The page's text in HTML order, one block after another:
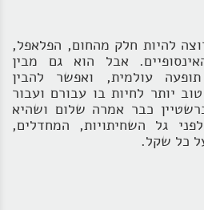
להיות חלק מהחום, הפלאפל,
אבל הוא גם מבין
עולמית, ואפשר להבין
יותר לחיות בו עבורם ועבור
כבר אמרה שלום ושהיא
גל השחיתויות, המחדלים,
כל שקל.